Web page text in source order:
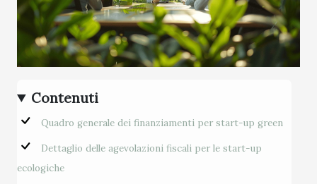
Contenuti
Quadro generale dei finanziamenti per start-up green
Dettaglio delle agevolazioni fiscali per le start-up
ecologiche